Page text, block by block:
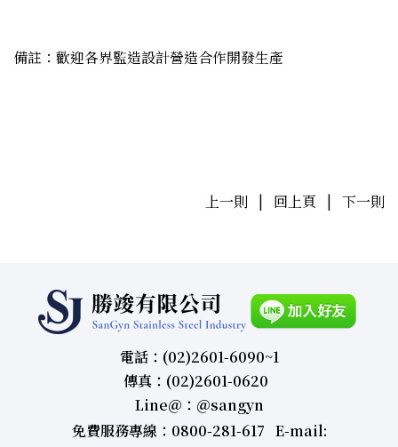
備註：歡迎各界監造設計營造合作開發生產
上一則 | 回上頁 | 下一則
電話：(02)2601-6090~1
傳真：(02)2601-0620
Line＠：＠sangyn
免費服務專線：0800-281-617 E-mail: